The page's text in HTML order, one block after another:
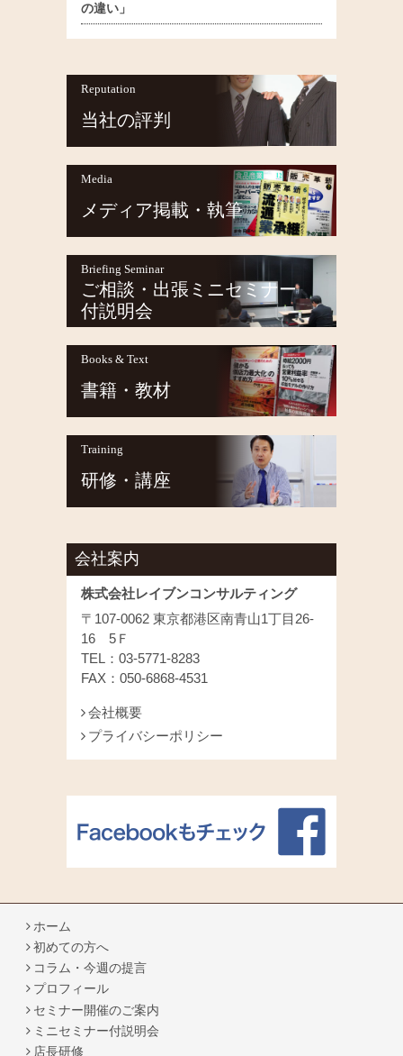
の違い」
Reputation
当社の評判
Media
メディア掲載・執筆
Briefing Seminar
ご相談・出張ミニセミナー
付説明会
Books & Text
書籍・教材
Training
研修・講座
会社案内
株式会社レイブンコンサルティング
〒107-0062 東京都港区南青山1丁目26-
16 5Ｆ
TEL：03-5771-8283
FAX：050-6868-4531
会社概要
プライバシーポリシー
ホーム
初めての方へ
コラム・今週の提言
プロフィール
セミナー開催のご案内
ミニセミナー付説明会
店長研修